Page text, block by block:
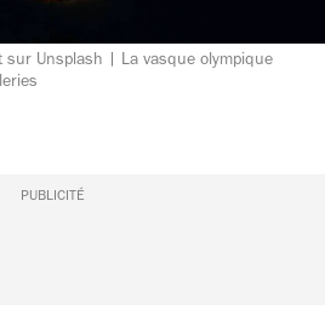
sur Unsplash | La vasque olympique
PUBLICITÉ